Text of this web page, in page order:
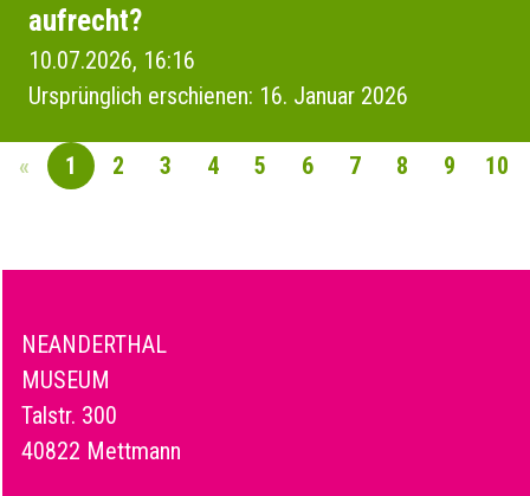
aufrecht?
10.07.2026, 16:16
Ursprünglich erschienen: 16. Januar 2026
« 1 2 3 4 5 6 7 8 9 10
NEANDERTHAL
MUSEUM
Talstr. 300
40822 Mettmann